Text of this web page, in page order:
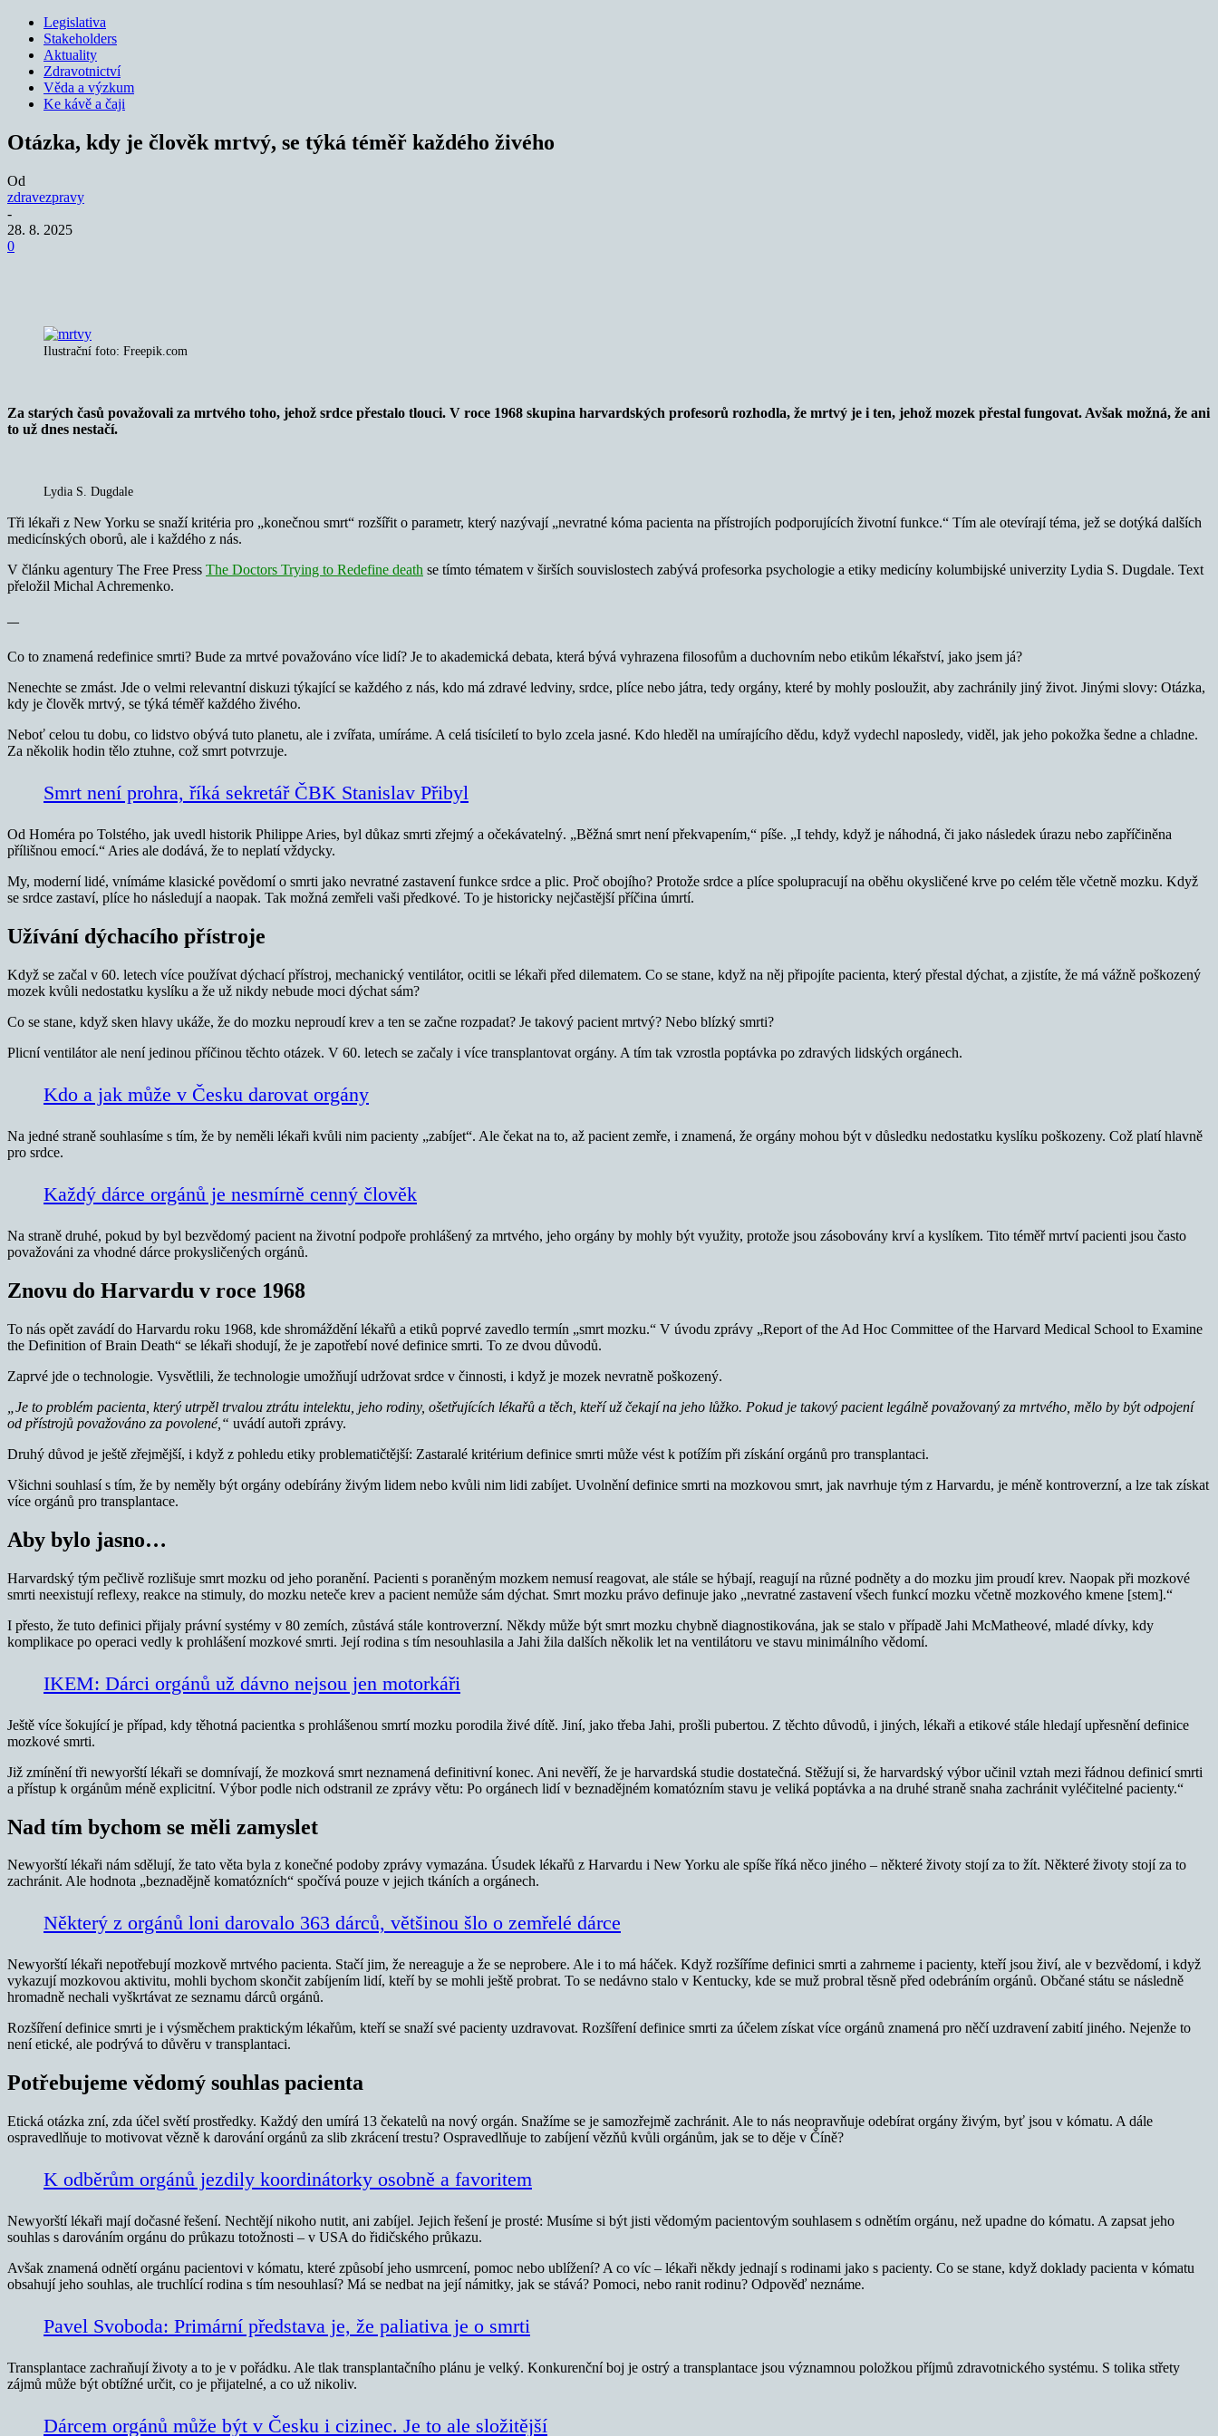
Legislativa
Stakeholders
Aktuality
Zdravotnictví
Věda a výzkum
Ke kávě a čaji
Otázka, kdy je člověk mrtvý, se týká téměř každého živého
Od
zdravezpravy
-
28. 8. 2025
0
Ilustrační foto: Freepik.com
Za starých časů považovali za mrtvého toho, jehož srdce přestalo tlouci. V roce 1968 skupina harvardských profesorů rozhodla, že mrtvý je i ten, jehož mozek přestal fungovat. Avšak možná, že ani
to už dnes nestačí.
Lydia S. Dugdale
Tři lékaři z New Yorku se snaží kritéria pro „konečnou smrt“ rozšířit o parametr, který nazývají „nevratné kóma pacienta na přístrojích podporujících životní funkce.“ Tím ale otevírají téma, jež se dotýká dalších
medicínských oborů, ale i každého z nás.
V článku agentury The Free Press The Doctors Trying to Redefine death se tímto tématem v širších souvislostech zabývá profesorka psychologie a etiky medicíny kolumbijské univerzity Lydia S. Dugdale. Text
přeložil Michal Achremenko.
—
Co to znamená redefinice smrti? Bude za mrtvé považováno více lidí? Je to akademická debata, která bývá vyhrazena filosofům a duchovním nebo etikům lékařství, jako jsem já?
Nenechte se zmást. Jde o velmi relevantní diskuzi týkající se každého z nás, kdo má zdravé ledviny, srdce, plíce nebo játra, tedy orgány, které by mohly posloužit, aby zachránily jiný život. Jinými slovy: Otázka,
kdy je člověk mrtvý, se týká téměř každého živého.
Neboť celou tu dobu, co lidstvo obývá tuto planetu, ale i zvířata, umíráme. A celá tisíciletí to bylo zcela jasné. Kdo hleděl na umírajícího dědu, když vydechl naposledy, viděl, jak jeho pokožka šedne a chladne.
Za několik hodin tělo ztuhne, což smrt potvrzuje.
Smrt není prohra, říká sekretář ČBK Stanislav Přibyl
Od Homéra po Tolstého, jak uvedl historik Philippe Aries, byl důkaz smrti zřejmý a očekávatelný. „Běžná smrt není překvapením,“ píše. „I tehdy, když je náhodná, či jako následek úrazu nebo zapříčiněna
přílišnou emocí.“ Aries ale dodává, že to neplatí vždycky.
My, moderní lidé, vnímáme klasické povědomí o smrti jako nevratné zastavení funkce srdce a plic. Proč obojího? Protože srdce a plíce spolupracují na oběhu okysličené krve po celém těle včetně mozku. Když
se srdce zastaví, plíce ho následují a naopak. Tak možná zemřeli vaši předkové. To je historicky nejčastější příčina úmrtí.
Užívání dýchacího přístroje
Když se začal v 60. letech více používat dýchací přístroj, mechanický ventilátor, ocitli se lékaři před dilematem. Co se stane, když na něj připojíte pacienta, který přestal dýchat, a zjistíte, že má vážně poškozený
mozek kvůli nedostatku kyslíku a že už nikdy nebude moci dýchat sám?
Co se stane, když sken hlavy ukáže, že do mozku neproudí krev a ten se začne rozpadat? Je takový pacient mrtvý? Nebo blízký smrti?
Plicní ventilátor ale není jedinou příčinou těchto otázek. V 60. letech se začaly i více transplantovat orgány. A tím tak vzrostla poptávka po zdravých lidských orgánech.
Kdo a jak může v Česku darovat orgány
Na jedné straně souhlasíme s tím, že by neměli lékaři kvůli nim pacienty „zabíjet“. Ale čekat na to, až pacient zemře, i znamená, že orgány mohou být v důsledku nedostatku kyslíku poškozeny. Což platí hlavně
pro srdce.
Každý dárce orgánů je nesmírně cenný člověk
Na straně druhé, pokud by byl bezvědomý pacient na životní podpoře prohlášený za mrtvého, jeho orgány by mohly být využity, protože jsou zásobovány krví a kyslíkem. Tito téměř mrtví pacienti jsou často
považováni za vhodné dárce prokysličených orgánů.
Znovu do Harvardu v roce 1968
To nás opět zavádí do Harvardu roku 1968, kde shromáždění lékařů a etiků poprvé zavedlo termín „smrt mozku.“ V úvodu zprávy „Report of the Ad Hoc Committee of the Harvard Medical School to Examine
the Definition of Brain Death“ se lékaři shodují, že je zapotřebí nové definice smrti. To ze dvou důvodů.
Zaprvé jde o technologie. Vysvětlili, že technologie umožňují udržovat srdce v činnosti, i když je mozek nevratně poškozený.
„Je to problém pacienta, který utrpěl trvalou ztrátu intelektu, jeho rodiny, ošetřujících lékařů a těch, kteří už čekají na jeho lůžko. Pokud je takový pacient legálně považovaný za mrtvého, mělo by být odpojení
od přístrojů považováno za povolené,“ uvádí autoři zprávy.
Druhý důvod je ještě zřejmější, i když z pohledu etiky problematičtější: Zastaralé kritérium definice smrti může vést k potížím při získání orgánů pro transplantaci.
Všichni souhlasí s tím, že by neměly být orgány odebírány živým lidem nebo kvůli nim lidi zabíjet. Uvolnění definice smrti na mozkovou smrt, jak navrhuje tým z Harvardu, je méně kontroverzní, a lze tak získat
více orgánů pro transplantace.
Aby bylo jasno…
Harvardský tým pečlivě rozlišuje smrt mozku od jeho poranění. Pacienti s poraněným mozkem nemusí reagovat, ale stále se hýbají, reagují na různé podněty a do mozku jim proudí krev. Naopak při mozkové
smrti neexistují reflexy, reakce na stimuly, do mozku neteče krev a pacient nemůže sám dýchat. Smrt mozku právo definuje jako „nevratné zastavení všech funkcí mozku včetně mozkového kmene [stem].“
I přesto, že tuto definici přijaly právní systémy v 80 zemích, zůstává stále kontroverzní. Někdy může být smrt mozku chybně diagnostikována, jak se stalo v případě Jahi McMatheové, mladé dívky, kdy
komplikace po operaci vedly k prohlášení mozkové smrti. Její rodina s tím nesouhlasila a Jahi žila dalších několik let na ventilátoru ve stavu minimálního vědomí.
IKEM: Dárci orgánů už dávno nejsou jen motorkáři
Ještě více šokující je případ, kdy těhotná pacientka s prohlášenou smrtí mozku porodila živé dítě. Jiní, jako třeba Jahi, prošli pubertou. Z těchto důvodů, i jiných, lékaři a etikové stále hledají upřesnění definice
mozkové smrti.
Již zmínění tři newyorští lékaři se domnívají, že mozková smrt neznamená definitivní konec. Ani nevěří, že je harvardská studie dostatečná. Stěžují si, že harvardský výbor učinil vztah mezi řádnou definicí smrti
a přístup k orgánům méně explicitní. Výbor podle nich odstranil ze zprávy větu: Po orgánech lidí v beznadějném komatózním stavu je veliká poptávka a na druhé straně snaha zachránit vyléčitelné pacienty.“
Nad tím bychom se měli zamyslet
Newyorští lékaři nám sdělují, že tato věta byla z konečné podoby zprávy vymazána. Úsudek lékařů z Harvardu i New Yorku ale spíše říká něco jiného – některé životy stojí za to žít. Některé životy stojí za to
zachránit. Ale hodnota „beznadějně komatózních“ spočívá pouze v jejich tkáních a orgánech.
Některý z orgánů loni darovalo 363 dárců, většinou šlo o zemřelé dárce
Newyorští lékaři nepotřebují mozkově mrtvého pacienta. Stačí jim, že nereaguje a že se neprobere. Ale i to má háček. Když rozšíříme definici smrti a zahrneme i pacienty, kteří jsou živí, ale v bezvědomí, i když
vykazují mozkovou aktivitu, mohli bychom skončit zabíjením lidí, kteří by se mohli ještě probrat. To se nedávno stalo v Kentucky, kde se muž probral těsně před odebráním orgánů. Občané státu se následně
hromadně nechali vyškrtávat ze seznamu dárců orgánů.
Rozšíření definice smrti je i výsměchem praktickým lékařům, kteří se snaží své pacienty uzdravovat. Rozšíření definice smrti za účelem získat více orgánů znamená pro něčí uzdravení zabití jiného. Nejenže to
není etické, ale podrývá to důvěru v transplantaci.
Potřebujeme vědomý souhlas pacienta
Etická otázka zní, zda účel světí prostředky. Každý den umírá 13 čekatelů na nový orgán. Snažíme se je samozřejmě zachránit. Ale to nás neopravňuje odebírat orgány živým, byť jsou v kómatu. A dále
ospravedlňuje to motivovat vězně k darování orgánů za slib zkrácení trestu? Ospravedlňuje to zabíjení vězňů kvůli orgánům, jak se to děje v Číně?
K odběrům orgánů jezdily koordinátorky osobně a favoritem
Newyorští lékaři mají dočasné řešení. Nechtějí nikoho nutit, ani zabíjel. Jejich řešení je prosté: Musíme si být jisti vědomým pacientovým souhlasem s odnětím orgánu, než upadne do kómatu. A zapsat jeho
souhlas s darováním orgánu do průkazu totožnosti – v USA do řidičského průkazu.
Avšak znamená odnětí orgánu pacientovi v kómatu, které způsobí jeho usmrcení, pomoc nebo ublížení? A co víc – lékaři někdy jednají s rodinami jako s pacienty. Co se stane, když doklady pacienta v kómatu
obsahují jeho souhlas, ale truchlící rodina s tím nesouhlasí? Má se nedbat na její námitky, jak se stává? Pomoci, nebo ranit rodinu? Odpověď neznáme.
Pavel Svoboda: Primární představa je, že paliativa je o smrti
Transplantace zachraňují životy a to je v pořádku. Ale tlak transplantačního plánu je velký. Konkurenční boj je ostrý a transplantace jsou významnou položkou příjmů zdravotnického systému. S tolika střety
zájmů může být obtížné určit, co je přijatelné, a co už nikoliv.
Dárcem orgánů může být v Česku i cizinec. Je to ale složitější